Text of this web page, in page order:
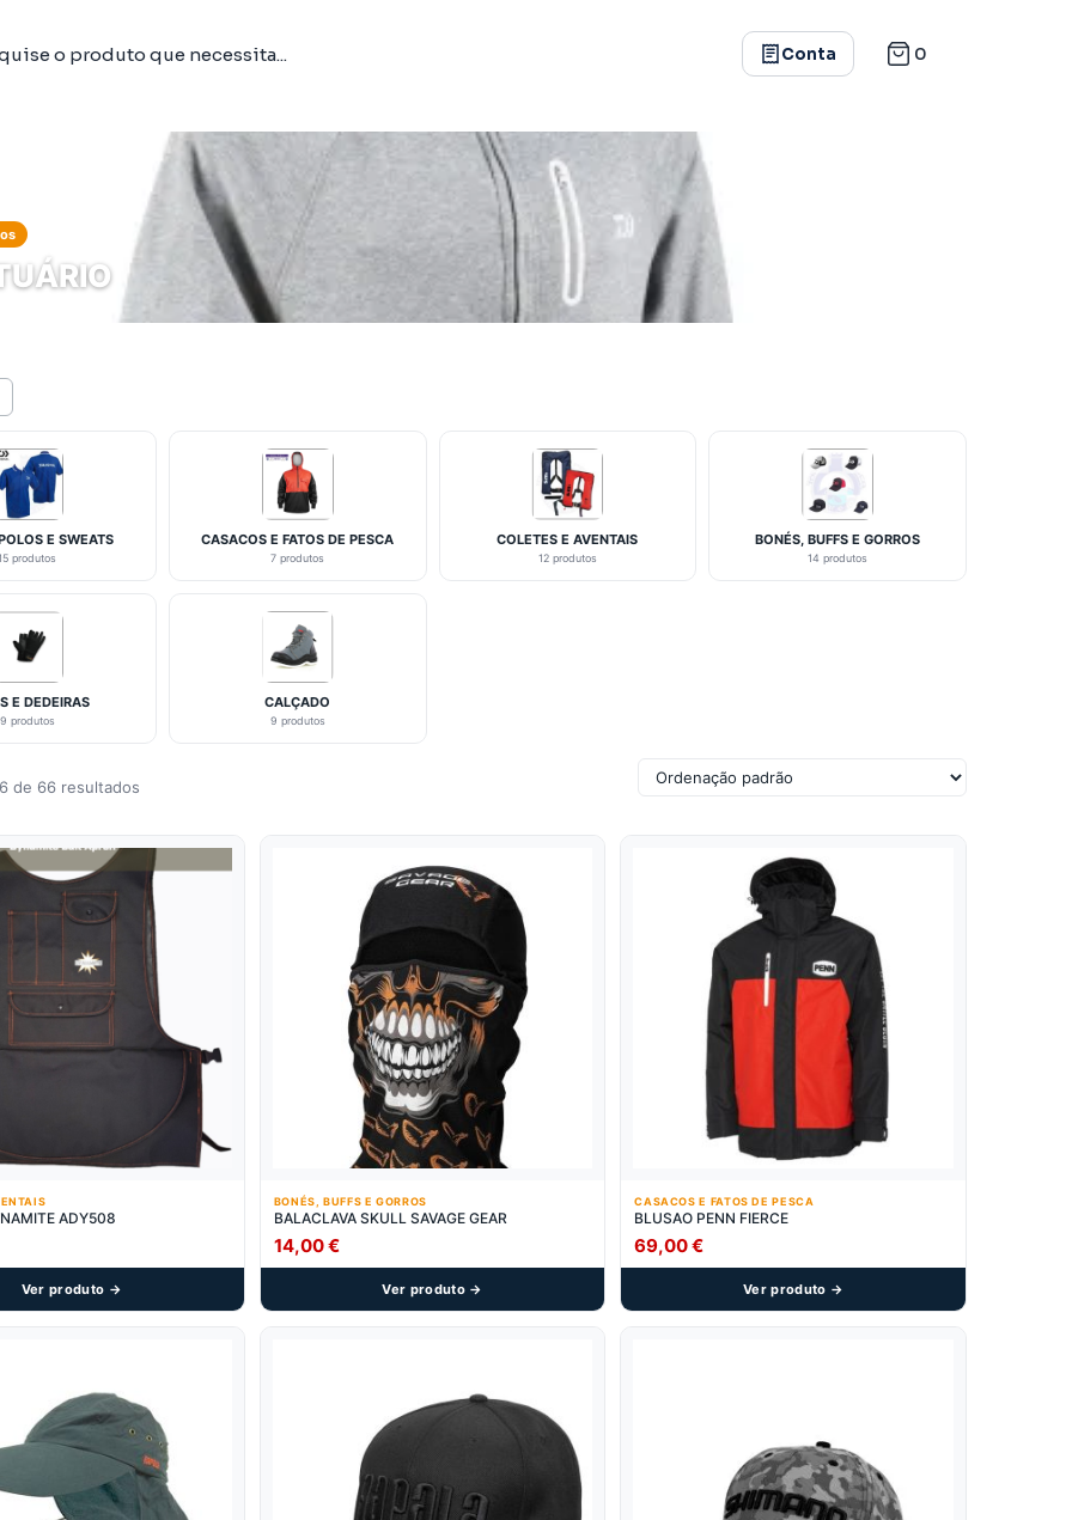
Conta 0
E SWEATS
produtos
CASACOS E FATOS DE PESCA
7 produtos
COLETES E AVENTAIS
12 produtos
BONÉS, BUFFS E GORROS
14 produtos
E DEDEIRAS
9 produtos
CALÇADO
9 produtos
de 66 resultados
ADY508
Ver produto →
BONÉS, BUFFS E GORROS
BALACLAVA SKULL SAVAGE GEAR
14,00€
Ver produto →
CASACOS E FATOS DE PESCA
BLUSAO PENN FIERCE
69,00€
Ver produto →